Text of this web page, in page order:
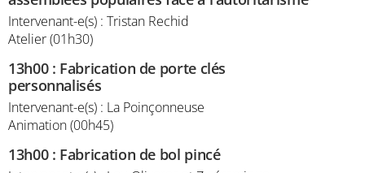
Intervenant-e(s) : Tristan Rechid
Atelier (01h30)
13h00: Fabrication de porte clés
personnalisés
Intervenant-e(s) : La Poinçonneuse
Animation (00h45)
13h00: Fabrication de bol pincé